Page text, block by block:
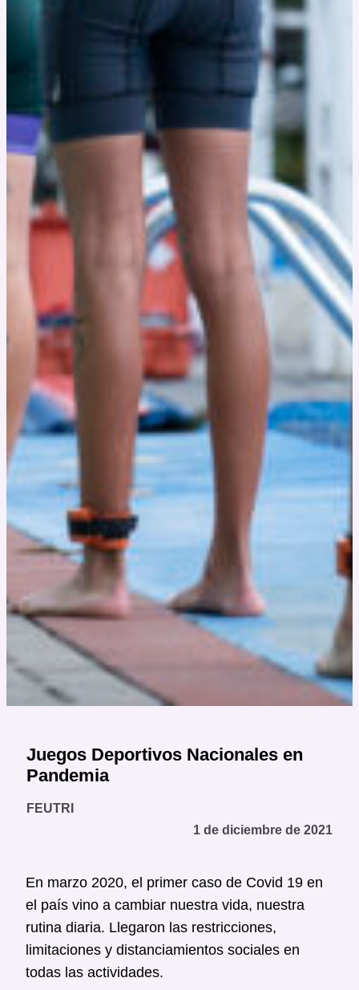
Juegos Deportivos Nacionales en
Pandemia
FEUTRI
1 de diciembre de 2021
En marzo 2020, el primer caso de Covid 19 en
el país vino a cambiar nuestra vida, nuestra
rutina diaria. Llegaron las restricciones,
limitaciones y distanciamientos sociales en
todas las actividades.